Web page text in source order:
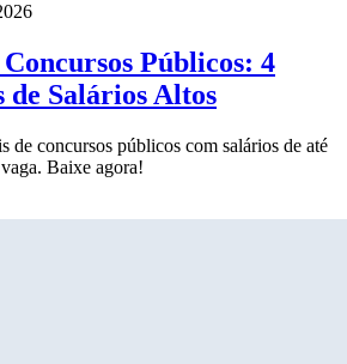
Públicos: 4
de Salários Altos
de concursos públicos com salários de até
Baixe agora!